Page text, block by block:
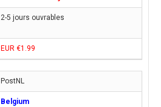
2-5 jours ouvrables
EUR €1.99
PostNL
Belgium